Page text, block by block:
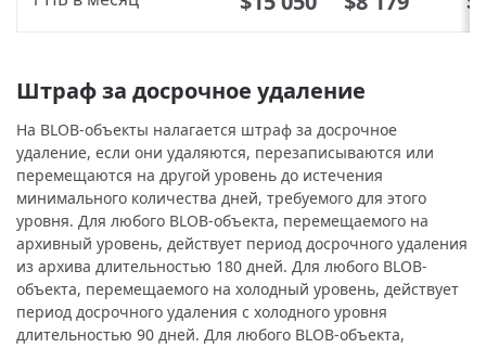
Штраф за досрочное удаление
На BLOB-объекты налагается штраф за досрочное
удаление, если они удаляются, перезаписываются или
перемещаются на другой уровень до истечения
минимального количества дней, требуемого для этого
уровня. Для любого BLOB-объекта, перемещаемого на
архивный уровень, действует период досрочного удаления
из архива длительностью 180 дней. Для любого BLOB-
объекта, перемещаемого на холодный уровень, действует
период досрочного удаления с холодного уровня
длительностью 90 дней. Для любого BLOB-объекта,